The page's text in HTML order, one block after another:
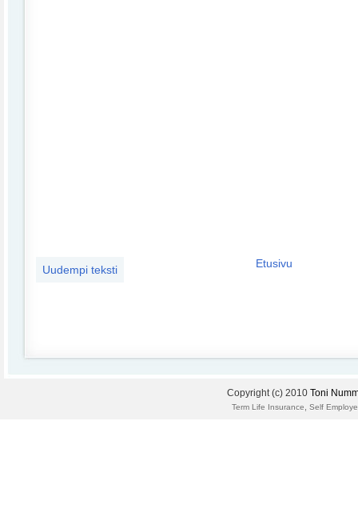
Uudempi teksti Etusivu
Copyright (c) 2010 Toni
Term Life Insurance Self